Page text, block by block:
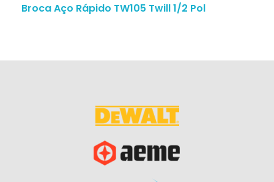
Broca Aço Rápido TW105 Twill 1/2 Pol